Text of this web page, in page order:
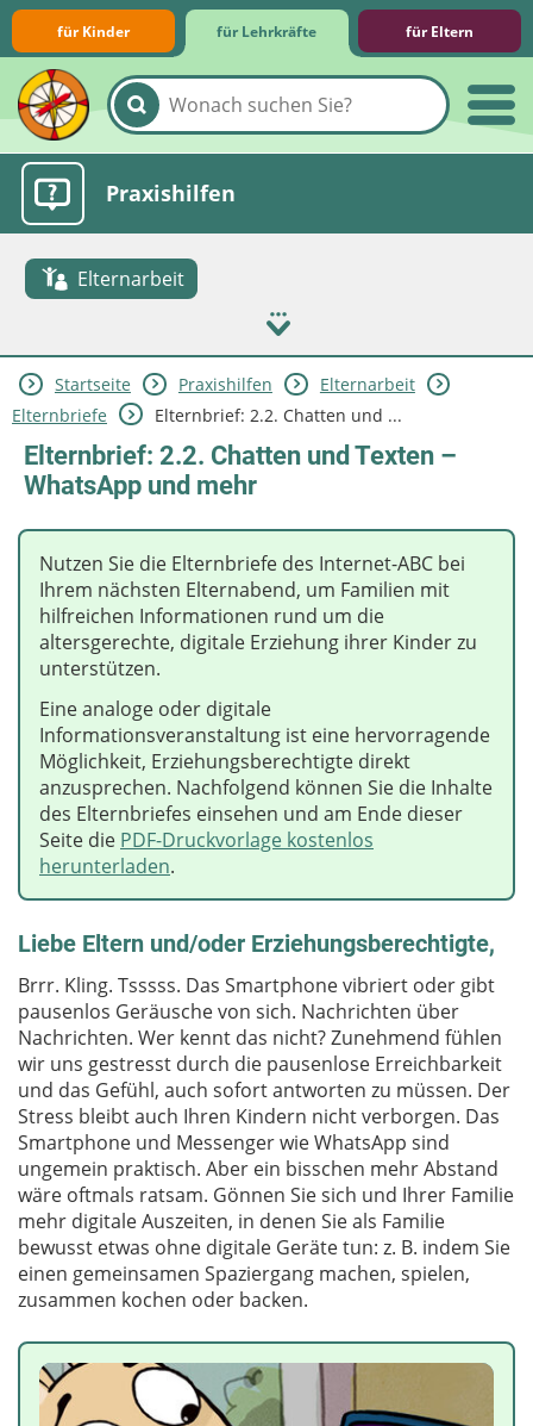
für Kinder für Lehrkräfte für Eltern
Lernmodule
Unterrichts­materialien
Internet-ABC-Schule
Praxishilfen
Elternarbeit
Aktuelles
Startseite Praxishilfen
Elternarbeit
Elternbriefe
Elternbrief: 2.2. Chatten und ...
Elternbrief: 2.2. Chatten und Texten –
WhatsApp und mehr
Nutzen Sie die Elternbriefe des Internet-ABC bei
Ihrem nächsten Elternabend, um Familien mit
hilfreichen Informationen rund um die
altersgerechte, digitale Erziehung ihrer Kinder zu
unterstützen.
Eine analoge oder digitale
Informationsveranstaltung ist eine hervorragende
Möglichkeit, Erziehungsberechtigte direkt
anzusprechen. Nachfolgend können Sie die Inhalte
des Elternbriefes einsehen und am Ende dieser
Seite die PDF-Druckvorlage kostenlos
herunterladen.
Liebe Eltern und/oder Erziehungsberechtigte,
Brrr. Kling. Tsssss. Das Smartphone vibriert oder gibt
pausenlos Geräusche von sich. Nachrichten über
Nachrichten. Wer kennt das nicht? Zunehmend fühlen
wir uns gestresst durch die pausenlose Erreichbarkeit
und das Gefühl, auch sofort antworten zu müssen. Der
Stress bleibt auch Ihren Kindern nicht verborgen. Das
Smartphone und Messenger wie WhatsApp sind
ungemein praktisch. Aber ein bisschen mehr Abstand
wäre oftmals ratsam. Gönnen Sie sich und Ihrer Familie
mehr digitale Auszeiten, in denen Sie als Familie
bewusst etwas ohne digitale Geräte tun: z. B. indem Sie
einen gemeinsamen Spaziergang machen, spielen,
zusammen kochen oder backen.